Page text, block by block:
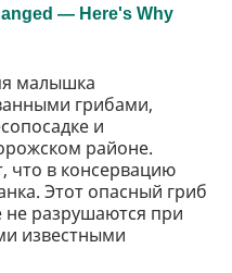
малышка
грибами,
и
районе.
что в консервацию
Этот опасный гриб
не разрушаются при
известными